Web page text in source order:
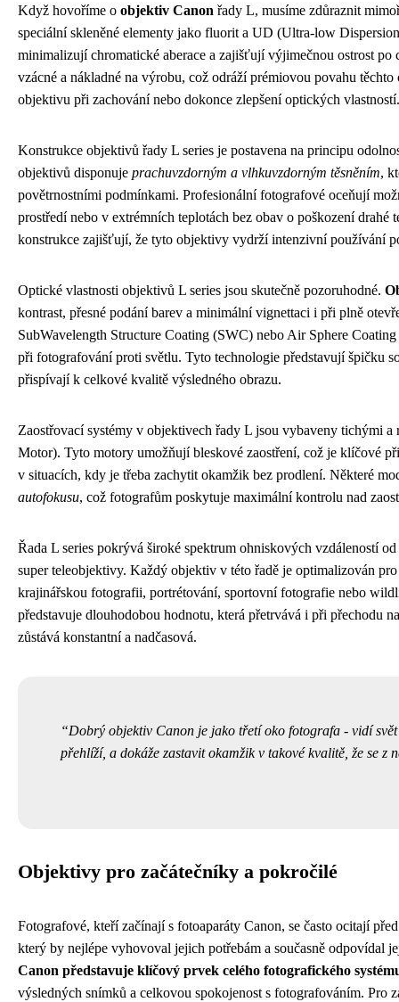
Když hovoříme o objektiv Canon řady L, musíme zdůraznit
speciální skleněné elementy jako fluorit a UD (Ultra-low
minimalizují chromatické aberace a zajišťují výjimečnou ostrost
vzácné a nákladné na výrobu, což odráží prémiovou povahu
objektivu při zachování nebo dokonce zlepšení optických vlastností.
Konstrukce objektivů řady L series je postavena na principu
objektivů disponuje prachuvzdorným a vlhkuvzdorným těsněním,
povětrnostními podmínkami. Profesionální fotografové oceňují
prostředí nebo v extrémních teplotách bez obav o poškození
konstrukce zajišťují, že tyto objektivy vydrží intenzivní používání
Optické vlastnosti objektivů L series jsou skutečně pozoruhodné.
kontrast, přesné podání barev a minimální vignettaci i při plně
SubWavelength Structure Coating (SWC) nebo Air Sphere
při fotografování proti světlu. Tyto technologie představují špičku
přispívají k celkové kvalitě výsledného obrazu.
Zaostřovací systémy v objektivech řady L jsou vybaveny tichými
Motor). Tyto motory umožňují bleskové zaostření, což je klíčové
v situacích, kdy je třeba zachytit okamžik bez prodlení. Některé
autofokusu, což fotografům poskytuje maximální kontrolu nad
Řada L series pokrývá široké spektrum ohniskových vzdáleností
super teleobjektivy. Každý objektiv v této řadě je optimalizován
krajinářskou fotografii, portrétování, sportovní fotografie nebo
představuje dlouhodobou hodnotu, která přetrvává i při přechodu
zůstává konstantní a nadčasová.
Dobrý objektiv Canon je jako třetí oko fotografa - vidí
přehlíží, a dokáže zastavit okamžik v takové kvalitě, že se z
Objektivy pro začátečníky a pokročilé
Fotografové, kteří začínají s fotoaparáty Canon, se často ocitají
který by nejlépe vyhovoval jejich potřebám a současně odpovídal
Canon představuje klíčový prvek celého fotografického
výsledných snímků a celkovou spokojenost s fotografováním. Pro